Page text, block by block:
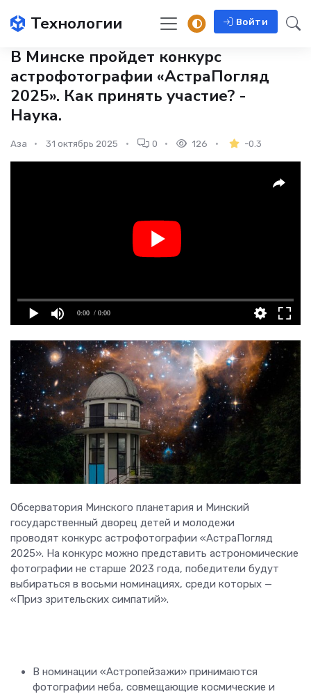
Технологии Войти
В Минске пройдет конкурс
астрофотографии «АстраПогляд
2025». Как принять участие? -
Наука.
Аза 31 октябрь 2025 0 126 -0.3
0:00 / 0:00
Обсерватория Минского планетария и Минский
государственный дворец детей и молодежи
проводят конкурс астрофотографии «АстраПогляд
2025». На конкурс можно представить астрономические
фотографии не старше 2023 года, победители будут
выбираться в восьми номинациях, среди которых —
«Приз зрительских симпатий».
В номинации «Астропейзажи» принимаются
фотографии неба, совмещающие космические и